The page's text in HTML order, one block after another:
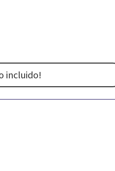
incluido!